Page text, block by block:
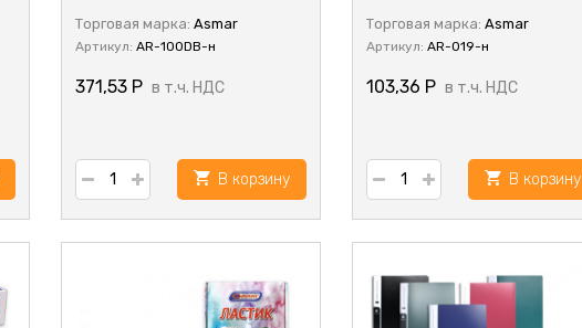
Торговая марка: Asmar
Артикул: AR-100DB-н
371,53 Р в т.ч. НДС
В корзину
Торговая марка: Asmar
Артикул: AR-019-н
103,36 Р в т.ч. НДС
В корзину